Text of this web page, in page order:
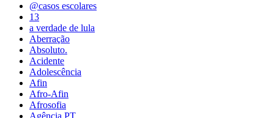
@casos escolares
13
a verdade de lula
Aberração
Absoluto.
Acidente
Adolescência
Afin
Afro-Afin
Afrosofia